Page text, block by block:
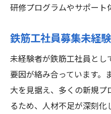
未経験者が守谷
守谷市の鉄筋工
与える価値
研修プログラムやサポート
鉄筋工社員募集未経
未経験者が鉄筋工社員と
要因が絡み合っています。
大を見据え、多くの新規
るため、人材不足が深刻